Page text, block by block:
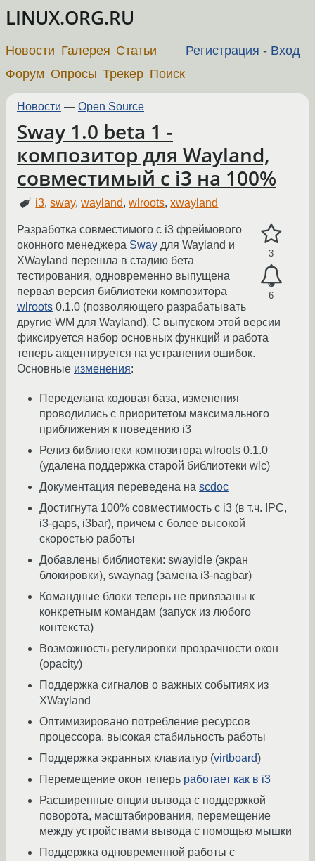
LINUX.ORG.RU
Регистрация - Вход
Новости Галерея Статьи
Форум Опросы Трекер Поиск
Новости — Open Source
Sway 1.0 beta 1 -
композитор для Wayland,
совместимый с i3 на 100%
i3,sway,wayland,wlroots,xwayland
3
6
Разработка совместимого с i3 фреймового
оконного менеджера Sway для Wayland и
XWayland перешла в стадию бета
тестирования, одновременно выпущена
первая версия библиотеки композитора
wlroots 0.1.0 (позволяющего разрабатывать
другие WM для Wayland). С выпуском этой версии
фиксируется набор основных функций и работа
теперь акцентируется на устранении ошибок.
Основные изменения:
Переделана кодовая база, изменения
проводились с приоритетом максимального
приближения к поведению i3
Релиз библиотеки композитора wlroots 0.1.0
(удалена поддержка старой библиотеки wlc)
Документация переведена на scdoc
Достигнута 100% совместимость с i3 (в т.ч. IPC,
i3-gaps, i3bar), причем с более высокой
скоростью работы
Добавлены библиотеки: swayidle (экран
блокировки), swaynag (замена i3-nagbar)
Командные блоки теперь не привязаны к
конкретным командам (запуск из любого
контекста)
Возможность регулировки прозрачности окон
(opacity)
Поддержка сигналов о важных событиях из
XWayland
Оптимизировано потребление ресурсов
процессора, высокая стабильность работы
Поддержка экранных клавиатур (virtboard)
Перемещение окон теперь работает как в i3
Расширенные опции вывода с поддержкой
поворота, масштабирования, перемещение
между устройствами вывода с помощью мышки
Поддержка одновременной работы с